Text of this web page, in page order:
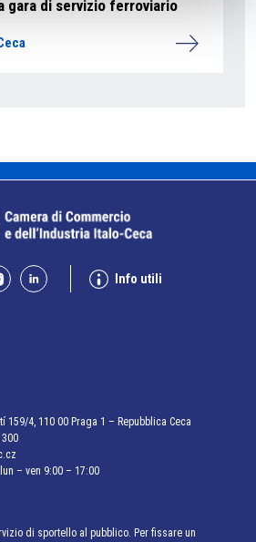
gara di servizio ferroviario
Info utili
159/4, 110 00 Praga 1 – Repubblica Ceca
300
– ven 9:00 – 17:00
di sportello al pubblico. Per fissare un